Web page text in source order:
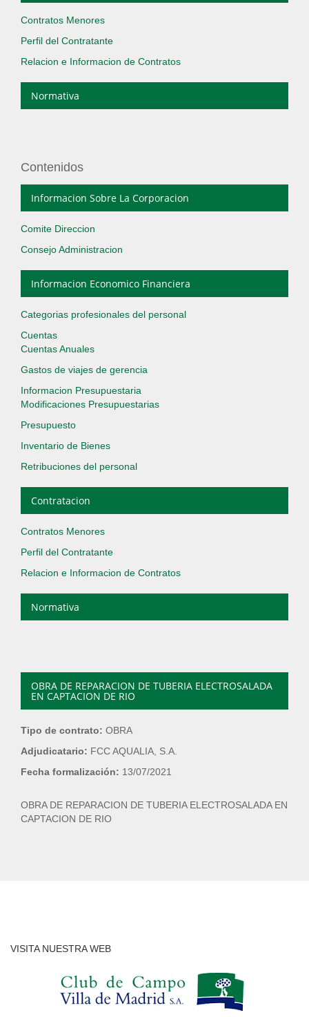
Contratos Menores
Perfil del Contratante
Relacion e Informacion de Contratos
Normativa
Contenidos
Informacion Sobre La Corporacion
Comite Direccion
Consejo Administracion
Informacion Economico Financiera
Categorias profesionales del personal
Cuentas
Cuentas Anuales
Gastos de viajes de gerencia
Informacion Presupuestaria
Modificaciones Presupuestarias
Presupuesto
Inventario de Bienes
Retribuciones del personal
Contratacion
Contratos Menores
Perfil del Contratante
Relacion e Informacion de Contratos
Normativa
OBRA DE REPARACION DE TUBERIA ELECTROSALADA
EN CAPTACION DE RIO
Tipo de contrato: OBRA
Adjudicatario: FCC AQUALIA, S.A.
Fecha formalización: 13/07/2021
OBRA DE REPARACION DE TUBERIA ELECTROSALADA EN
CAPTACION DE RIO
VISITA NUESTRA WEB